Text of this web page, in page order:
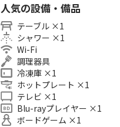
◆ ホームパーティにオススメ
・女子会
・ママ友会
・誕生日パーティー
・家デート
・映画、ドラマ鑑賞会
・ゲームパーティ
・クリスマス、バレンタイン
人気の設備・備品
テーブル ×1
シャワー ×1
Wi-Fi
調理器具
冷凍庫 ×1
ホットプレート ×1
テレビ ×1
Blu-rayプレイヤー ×1
ボードゲーム ×1